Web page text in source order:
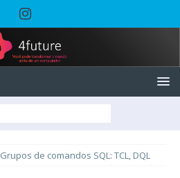
Grupos de comandos SQL: TCL, DQL